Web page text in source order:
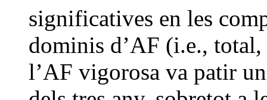
significatives en les
dominis d’AF (i.e.,
l’AF vigorosa va patir